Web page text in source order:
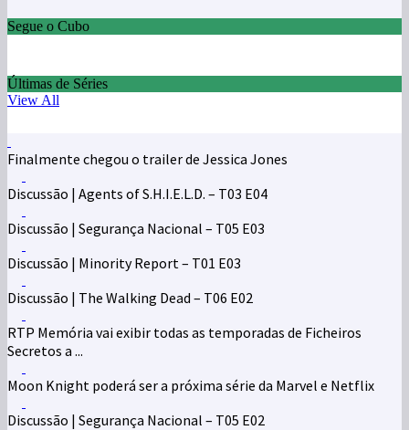
Segue o Cubo
Últimas de Séries
View All
Finalmente chegou o trailer de Jessica Jones
Discussão | Agents of S.H.I.E.L.D. – T03 E04
Discussão | Segurança Nacional – T05 E03
Discussão | Minority Report – T01 E03
Discussão | The Walking Dead – T06 E02
RTP Memória vai exibir todas as temporadas de Ficheiros
Secretos a ...
Moon Knight poderá ser a próxima série da Marvel e Netflix
Discussão | Segurança Nacional – T05 E02